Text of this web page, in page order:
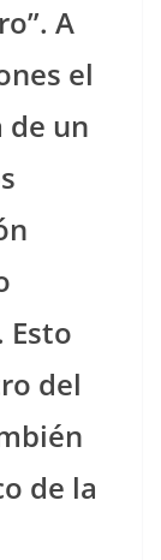
A
el
de un
Esto
del
de la